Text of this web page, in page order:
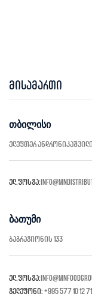
მისამართი
თბილისი
ელეფთერ
ელ.ფოსტა:
ბათუმი
ბაგრატიონის 133
ელ.ფოსტა:
ტელეფონი:+995 577 10 12 71